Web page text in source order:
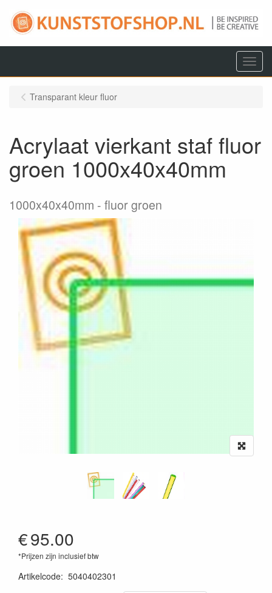
Menu
Transparant kleur fluor
Acrylaat vierkant staf fluor
groen 1000x40x40mm
1000x40x40mm fluor groen
€95.00
*Prijzen zijn inclusief btw
Artikelcode: 5040402301